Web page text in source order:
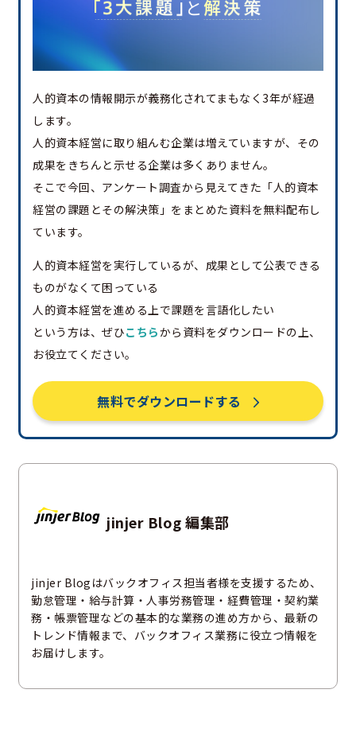
人的資本の情報開示が義務化されてまもなく3年が経過
します。
人的資本経営に取り組んむ企業は増えていますが、その
成果をきちんと示せる企業は多くありません。
そこで今回、アンケート調査から見えてきた「人的資本
経営の課題とその解決策」をまとめた資料を無料配布し
ています。
人的資本経営を実行しているが、成果として公表できる
ものがなくて困っている
人的資本経営を進める上で課題を言語化したい
という方は、ぜひこちらから資料をダウンロードの上、
お役立てください。
無料でダウンロードする
jinjer Blog 編集部
jinjer Blogはバックオフィス担当者様を支援するため、
勤怠管理・給与計算・人事労務管理・経費管理・契約業
務・帳票管理などの基本的な業務の進め方から、最新の
トレンド情報まで、バックオフィス業務に役立つ情報を
お届けします。